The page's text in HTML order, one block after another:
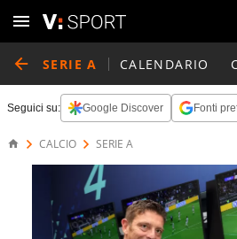
SERIE A CALENDARIO
Seguici su: Google Discover Fonti
CALCIO SERIE A